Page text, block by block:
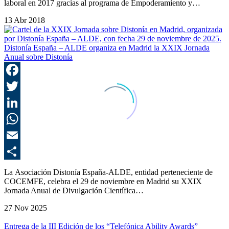
laboral en 2017 gracias al programa de Empoderamiento y…
13 Abr 2018
Distonía España – ALDE organiza en Madrid la XXIX Jornada
Anual sobre Distonía
La Asociación Distonía España-ALDE, entidad perteneciente de
COCEMFE, celebra el 29 de noviembre en Madrid su XXIX
Jornada Anual de Divulgación Científica…
27 Nov 2025
Entrega de la III Edición de los “Telefónica Ability Awards”